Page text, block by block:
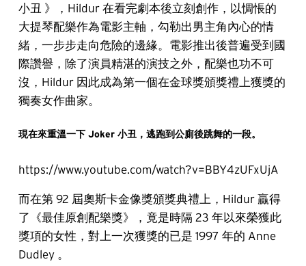
小丑 》，Hildur 在看完劇本後立刻創作，以惆悵的
大提琴配樂作為電影主軸，勾勒出男主角內心的情
緒，一步步走向危險的邊緣。電影推出後普遍受到國
際讚譽，除了演員精湛的演技之外，配樂也功不可
沒，Hildur 因此成為第一個在金球獎頒獎禮上獲獎的
獨奏女作曲家。
現在來重溫一下 Joker 小丑，逃跑到公廁後跳舞的一段。
https://www.youtube.com/watch?v=BBY4zUFxUjA
而在第 92 屆奧斯卡金像獎頒獎典禮上，Hildur 贏得
了《最佳原創配樂獎》，竟是時隔 23 年以來榮獲此
獎項的女性，對上一次獲獎的已是 1997 年的 Anne
Dudley 。